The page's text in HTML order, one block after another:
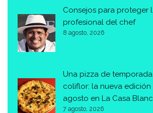
Consejos para proteger
profesional del chef
8 agosto, 2026
Una pizza de
coliflor: la nueva
agosto en La Casa
7 agosto, 2026